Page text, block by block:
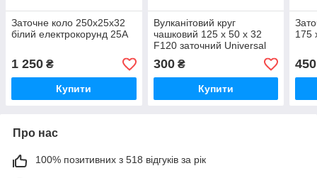
Заточне коло 250х25х32
білий електрокорунд 25А
1 250 ₴
Купити
Вулканітовий круг
чашковий 125 х 50 х 32
F120 заточний Universal
300₴
Купити
175
450
Про нас
100% позитивних з 518 відгуків за рік